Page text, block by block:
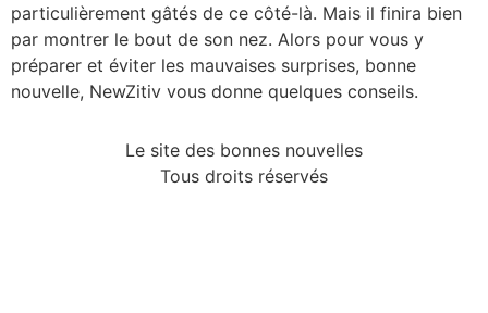
particulièrement gâtés de ce côté-là. Mais il finira bien
par montrer le bout de son nez. Alors pour vous y
préparer et éviter les mauvaises surprises, bonne
nouvelle, NewZitiv vous donne quelques conseils.
Le site des bonnes nouvelles
Tous droits réservés